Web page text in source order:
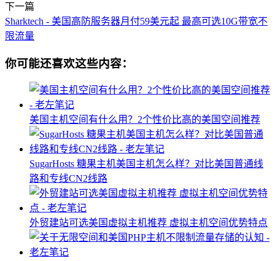
下一篇
Sharktech - 美国高防服务器月付59美元起 最高可选10G带宽不
限流量
你可能还喜欢这些内容：
美国主机空间有什么用？2个性价比高的美国空间推荐
SugarHosts 糖果主机美国主机怎么样？对比美国普通线
路和专线CN2线路
外贸建站可选美国虚拟主机推荐 虚拟主机空间优势特点